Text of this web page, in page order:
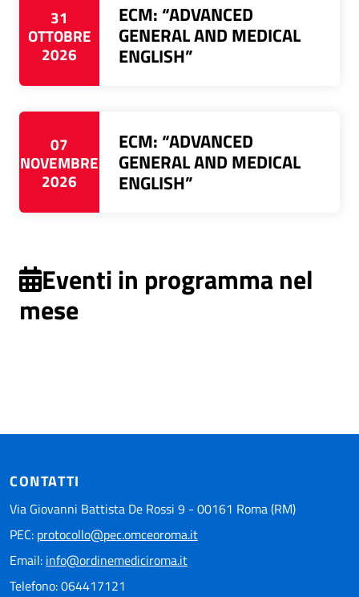
31
OTTOBRE
2026
ECM: “ADVANCED
GENERAL AND MEDICAL
ENGLISH”
07
NOVEMBRE
2026
ECM: “ADVANCED
GENERAL AND MEDICAL
ENGLISH”
Eventi in programma nel
mese
CONTATTI
Via Giovanni Battista De Rossi 9 - 00161 Roma (RM)
PEC: protocollo@pec.omceoroma.it
Email: info@ordinemediciroma.it
Telefono: 064417121